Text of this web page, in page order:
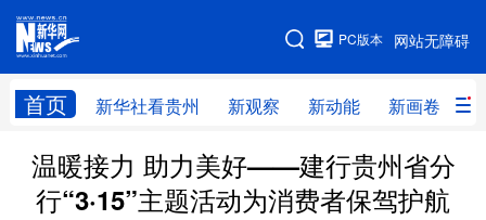
网站无障碍
PC版本
首页 新华社看贵州 新观察 新动能 新画卷
网站地图
新华社看贵州 新观察 新动能 新画卷
贵州要闻 贵州领导 人事 廉政
温暖接力 助力美好——建行贵州省分
行“3·15”主题活动为消费者保驾护航